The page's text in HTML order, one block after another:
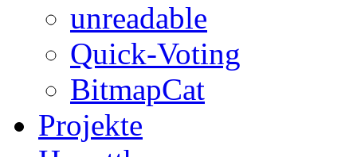
unreadable
Quick-Voting
BitmapCat
Projekte